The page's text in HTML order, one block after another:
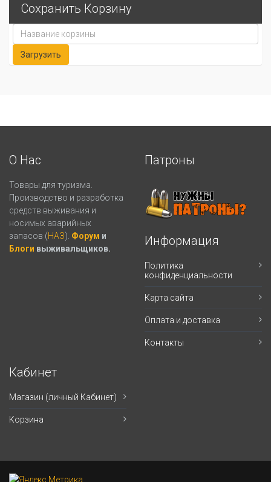
Сохранить Корзину
О Нас
Товары для туризма.
Производство и разработка
средств выживания и
носимых аварийных
запасов (НАЗ). Форум и
Блоги выживальщиков.
Патроны
Информация
Политика
конфиденциальности
Карта сайта
Оплата и доставка
Контакты
Кабинет
Магазин (личный Кабинет)
Корзина